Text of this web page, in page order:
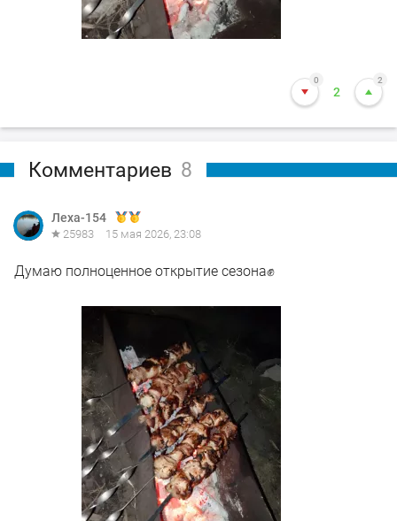
0
2
2
Комментариев 8
Леха-154
25983 15 мая 2026, 23:08
Думаю полноценное открытие сезона✊